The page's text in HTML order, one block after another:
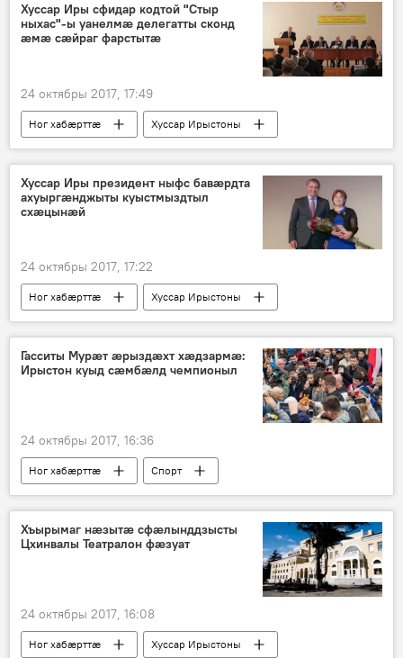
Хуссар Иры сфидар кодтой "Стыр
ныхас"-ы уанелмæ делегатты сконд
æмæ сæйраг фарстытæ
24 октябры 2017, 17:49
Ног хабӕрттӕ Хуссар Ирыстоны
Хуссар Иры президент ныфс бавæрдта
ахуыргæнджыты куыстмыздтыл
схæцынæй
24 октябры 2017, 17:22
Ног хабӕрттӕ Хуссар Ирыстоны
Гасситы Мурæт æрыздæхт хæдзармæ:
Ирыстон куыд сæмбæлд чемпионыл
24 октябры 2017, 16:36
Ног хабӕрттӕ
Спорт
Цӕгат Ирыстон
Хъырымаг нæзытæ сфæлынддзысты
Цхинвалы Театралон фæзуат
24 октябры 2017, 16:08
Ног хабӕрттӕ Хуссар Ирыстоны